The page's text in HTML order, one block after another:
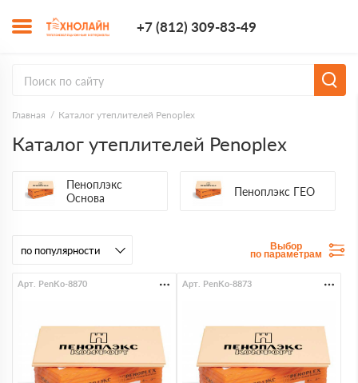
+7 (812) 309-83-49
Главная Каталог утеплителей Penoplex
Каталог утеплителей Penoplex
Пеноплэкс
Основа
Пеноплэкс ГЕО
Выбор
по параметрам
Арт. PenKo-8870 Арт. PenKo-8873